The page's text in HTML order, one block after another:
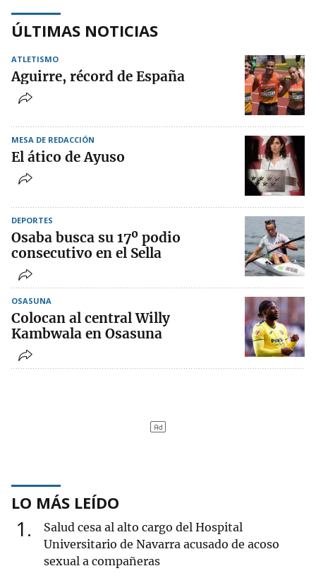
ÚLTIMAS NOTICIAS
ATLETISMO
Aguirre, récord de España
MESA DE REDACCIÓN
El ático de Ayuso
DEPORTES
Osaba busca su 17º podio
consecutivo en el Sella
OSASUNA
Colocan al central Willy
Kambwala en Osasuna
LO MÁS LEÍDO
1
Salud cesa al alto cargo del Hospital
Universitario de Navarra acusado de acoso
sexual a compañeras